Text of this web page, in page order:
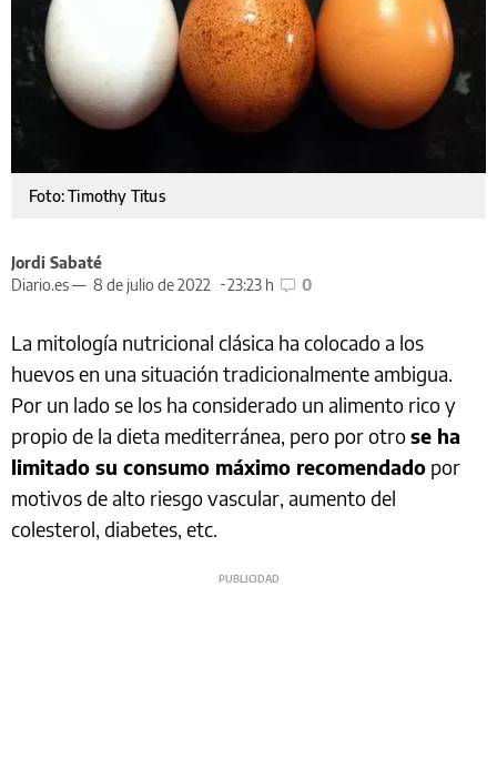
Foto: Timothy Titus
Jordi Sabaté
Diario.es — 8 de julio de 2022 23:23 h 0
La mitología nutricional clásica ha colocado a los
huevos en una situación tradicionalmente ambigua.
Por un lado se los ha considerado un alimento rico y
propio de la dieta mediterránea, pero por otrose ha
limitado su consumo máximo recomendado por
motivos de alto riesgo vascular, aumento del
colesterol, diabetes, etc.